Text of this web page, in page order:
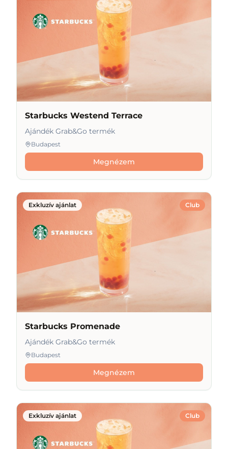
Starbucks Westend Terrace
Ajándék Grab&Go termék
Budapest
Megnézem
Club
Exkluzív ajánlat
Starbucks Promenade
Ajándék Grab&Go termék
Budapest
Megnézem
Club
Exkluzív ajánlat